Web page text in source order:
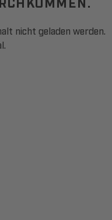
nicht geladen werden.